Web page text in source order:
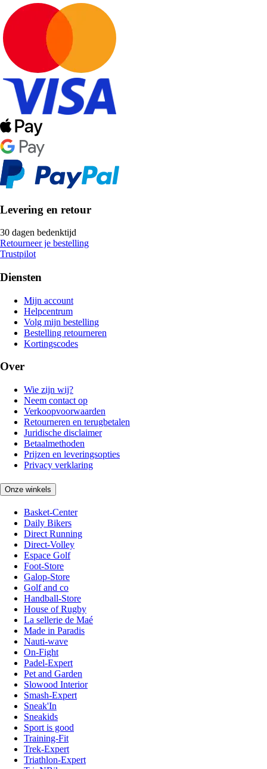
Levering en retour
30 dagen bedenktijd
Retourneer je bestelling
Trustpilot
Diensten
Mijn account
Helpcentrum
Volg mijn bestelling
Bestelling retourneren
Kortingscodes
Over
Wie zijn wij?
Neem contact op
Verkoopvoorwaarden
Retourneren en terugbetalen
Juridische disclaimer
Betaalmethoden
Prijzen en leveringsopties
Privacy verklaring
Onze winkels
Basket-Center
Daily Bikers
Direct Running
Direct-Volley
Espace Golf
Foot-Store
Galop-Store
Golf and co
Handball-Store
House of Rugby
La sellerie de Maé
Made in Paradis
Nauti-wave
On-Fight
Padel-Expert
Pet and Garden
Slowood Interior
Smash-Expert
Sneak'In
Sneakids
Sport is good
Training-Fit
Trek-Expert
Triathlon-Expert